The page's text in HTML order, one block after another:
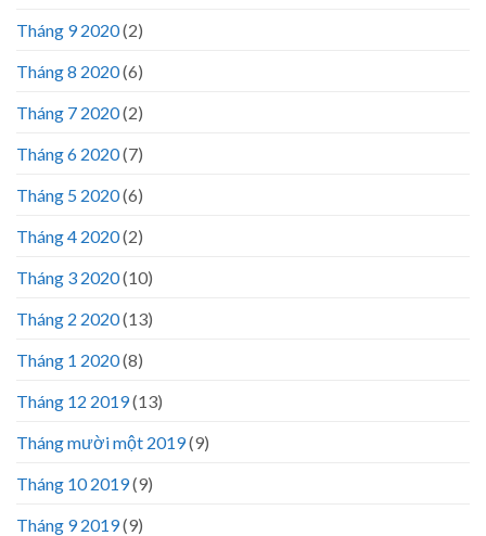
Tháng 9 2020(2)
Tháng 8 2020(6)
Tháng 7 2020(2)
Tháng 6 2020(7)
Tháng 5 2020(6)
Tháng 4 2020(2)
Tháng 3 2020(10)
Tháng 2 2020(13)
Tháng 1 2020(8)
Tháng 12 2019(13)
Tháng mười một 2019(9)
Tháng 10 2019(9)
Tháng 9 2019(9)